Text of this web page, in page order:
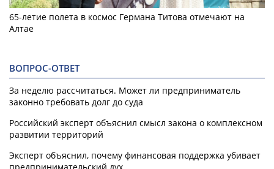
65-летие полета в космос Германа Титова отмечают на
Алтае
ВОПРОС-ОТВЕТ
За неделю рассчитаться. Может ли предприниматель
законно требовать долг до суда
Российский эксперт объяснил смысл закона о комплексном
развитии территорий
Эксперт объяснил, почему финансовая поддержка убивает